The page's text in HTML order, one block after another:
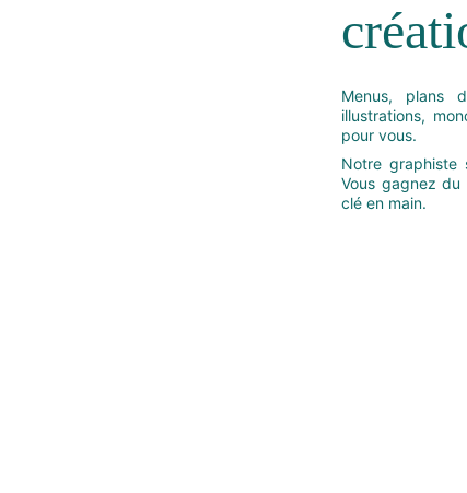
Menus, plans
illustrations,
pour vous.
Notre graphiste
Vous gagnez
clé en main.